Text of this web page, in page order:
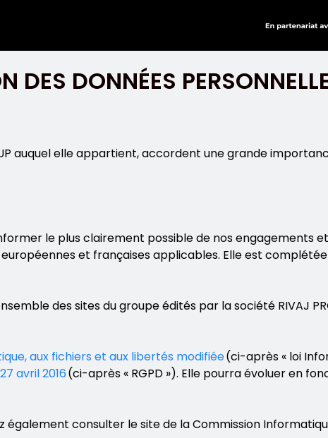
DES DONNÉES
auquel elle appartient, accordent une grande
le plus clairement possible de nos engagements
et françaises applicables. Elle est
des sites du groupe édités par la société RIVAJ
aux fichiers et aux libertés modifiée(ci-après « loi
avril 2016(ci-après « RGPD »). Elle pourra évoluer en
consulter le site de la Commission